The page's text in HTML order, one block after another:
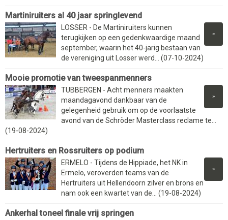
Martiniruiters al 40 jaar springlevend
»
LOSSER - De Martiniruiters kunnen
terugkijken op een gedenkwaardige maand
september, waarin het 40-jarig bestaan van
de vereniging uit Losser werd... (07-10-2024)
Mooie promotie van tweespanmenners
»
TUBBERGEN - Acht menners maakten
maandagavond dankbaar van de
gelegenheid gebruik om op de voorlaatste
avond van de Schröder Masterclass reclame te...
(19-08-2024)
Hertruiters en Rossruiters op podium
»
ERMELO - Tijdens de Hippiade, het NK in
Ermelo, veroverden teams van de
Hertruiters uit Hellendoorn zilver en brons en
nam ook een kwartet van de... (19-08-2024)
Ankerhal toneel finale vrij springen